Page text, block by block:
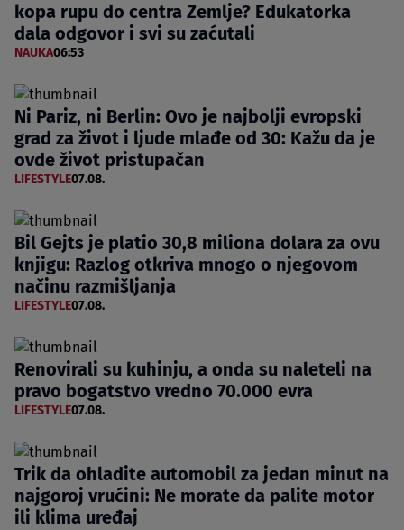
kopa rupu do centra Zemlje? Edukatorka
dala odgovor i svi su zaćutali
NAUKA06:53
Ni Pariz, ni Berlin: Ovo je najbolji evropski
grad za život i ljude mlađe od 30: Kažu da je
ovde život pristupačan
LIFESTYLE07.08.
Bil Gejts je platio 30,8 miliona dolara za ovu
knjigu: Razlog otkriva mnogo o njegovom
načinu razmišljanja
LIFESTYLE07.08.
Renovirali su kuhinju, a onda su naleteli na
pravo bogatstvo vredno 70.000 evra
LIFESTYLE07.08.
Trik da ohladite automobil za jedan minut na
najgoroj vrućini: Ne morate da palite motor
ili klima uređaj